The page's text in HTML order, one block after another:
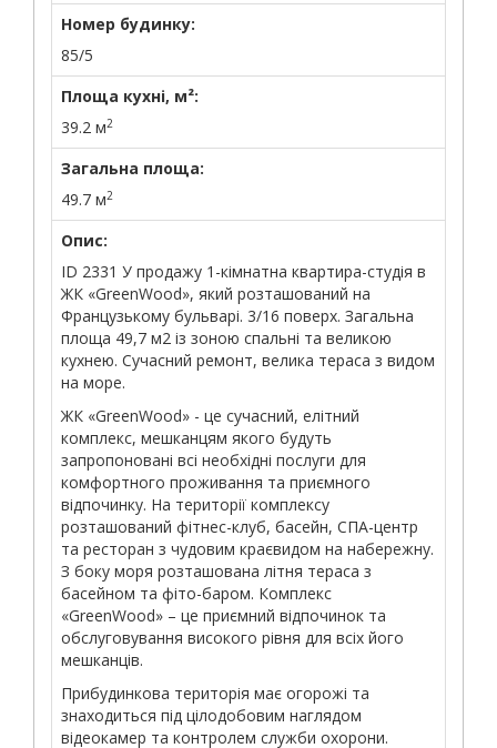
Номер будинку:
85/5
Площа кухні, м²:
39.2 м2
Загальна площа:
49.7 м2
Опис:
ID 2331 У продажу 1-кімнатна квартира-студія в
ЖК «GreenWood», який розташований на
Французькому бульварі. 3/16 поверх. Загальна
площа 49,7 м2 із зоною спальні та великою
кухнею. Сучасний ремонт, велика тераса з видом
на море.
ЖК «GreenWood» - це сучасний, елітний
комплекс, мешканцям якого будуть
запропоновані всі необхідні послуги для
комфортного проживання та приємного
відпочинку. На території комплексу
розташований фітнес-клуб, басейн, СПА-центр
та ресторан з чудовим краєвидом на набережну.
З боку моря розташована літня тераса з
басейном та фіто-баром. Комплекс
«GreenWood» – це приємний відпочинок та
обслуговування високого рівня для всіх його
мешканців.
Прибудинкова територія має огорожі та
знаходиться під цілодобовим наглядом
відеокамер та контролем служби охорони.